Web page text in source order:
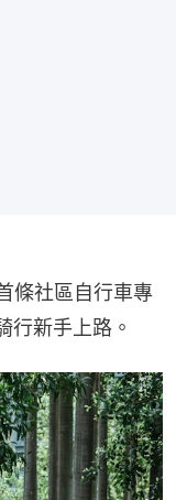
條社區自行車專
行新手上路。